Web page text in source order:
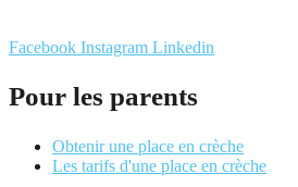
Facebook Instagram Linkedin
Pour les parents
Obtenir une place en crèche
Les tarifs d'une place en crèche